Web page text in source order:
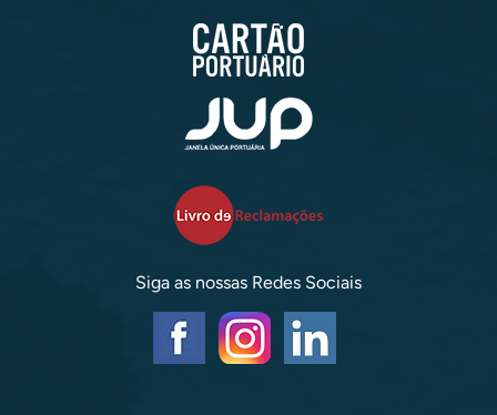
Siga as nossas Redes Sociais